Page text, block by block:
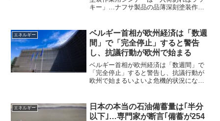
キー」…ナフサ製品の品薄深刻塗装作業
ります」と書かれた小さな看板が置かれ
ていた。 中東情勢の影響で...
エネルギー
ベルギー首相が欧州経済は「数週
間」で「完全停止」すると警告
し、抗議行動が欧州で始まる￼
ベルギー首相が欧州経済は「数週間」で
「完全停止」すると警告し、抗議行動が
欧州で始まるいよいよ危機的状況になり
停止する」と警告し、欧州で抗議デモが
開始された...
エネルギー
日本の本当の石油備蓄量は｢半分
以下｣…専門家が断言｢備蓄が254